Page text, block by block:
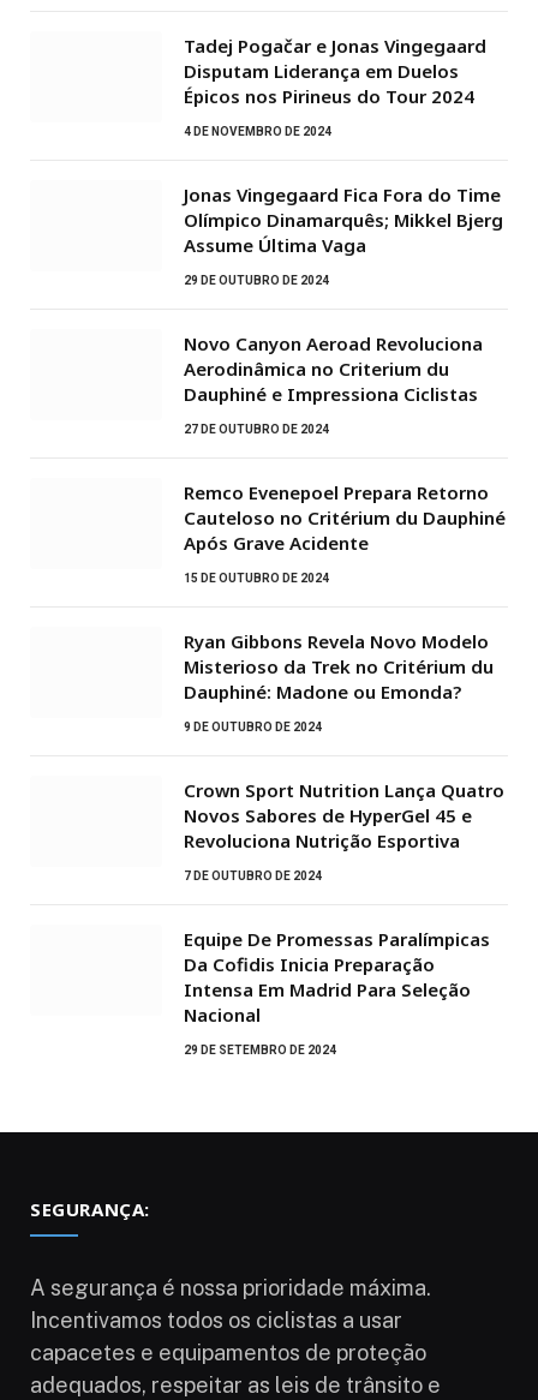
Tadej Pogačar e Jonas Vingegaard
Disputam Liderança em Duelos
Épicos nos Pirineus do Tour 2024
4 DE NOVEMBRO DE 2024
Jonas Vingegaard Fica Fora do Time
Olímpico Dinamarquês; Mikkel Bjerg
Assume Última Vaga
29 DE OUTUBRO DE 2024
Novo Canyon Aeroad Revoluciona
Aerodinâmica no Criterium du
Dauphiné e Impressiona Ciclistas
27 DE OUTUBRO DE 2024
Remco Evenepoel Prepara Retorno
Cauteloso no Critérium du Dauphiné
Após Grave Acidente
15 DE OUTUBRO DE 2024
Ryan Gibbons Revela Novo Modelo
Misterioso da Trek no Critérium du
Dauphiné: Madone ou Emonda?
9 DE OUTUBRO DE 2024
Crown Sport Nutrition Lança Quatro
Novos Sabores de HyperGel 45 e
Revoluciona Nutrição Esportiva
7 DE OUTUBRO DE 2024
Equipe De Promessas Paralímpicas
Da Cofidis Inicia Preparação
Intensa Em Madrid Para Seleção
Nacional
29 DE SETEMBRO DE 2024
SEGURANÇA:
A segurança é nossa prioridade máxima.
Incentivamos todos os ciclistas a usar
capacetes e equipamentos de proteção
adequados, respeitar as leis de trânsito e